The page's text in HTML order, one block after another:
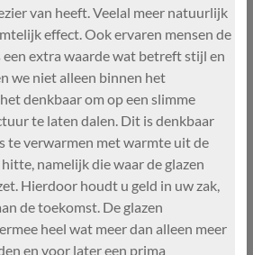
van heeft. Veelal meer natuurlijk
effect. Ook ervaren mensen de
een extra waarde wat betreft stijl en
we niet alleen binnen het
denkbaar om op een slimme
te laten dalen. Dit is denkbaar
te verwarmen met warmte uit de
namelijk die waar de glazen
Hierdoor houdt u geld in uw zak,
de toekomst. De glazen
heel wat meer dan alleen meer
en voor later een prima